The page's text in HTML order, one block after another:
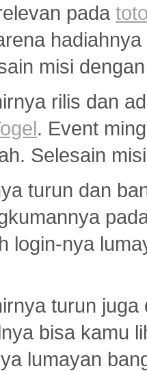
pada
misi
rilis dan
. Event
Selesain
turun dan
login-nya
turun
bisa kamu
lumayan